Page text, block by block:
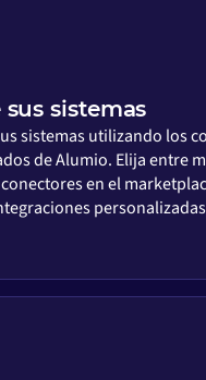
sistemas
sistemas utilizando los
de Alumio. Elija entre
en el
personalizadas